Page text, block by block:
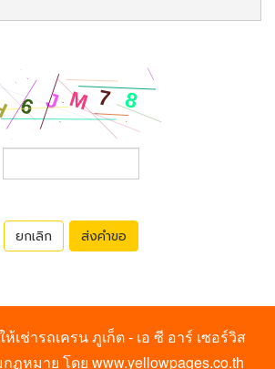
ยกเลิก ส่งคำขอ
ห้เช่ารถเครน ภูเก็ต - เอ ซี อาร์ เซอร์วิส
ฏหมาย โดย www.yellowpages.co.th